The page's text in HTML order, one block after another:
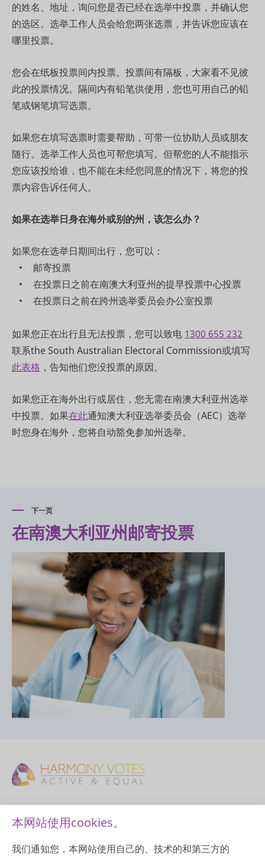
的姓名、地址，询问您是否已经在选举中投票，并确认您
的选区。选举工作人员会给您两张选票，并告诉您应该在
哪里投票。
您会在纸板投票间内投票。投票间有隔板，大家看不见彼
此的投票情况。隔间内有铅笔供使用，您也可用自己的铅
笔或钢笔填写选票。
如果您在填写选票时需要帮助，可带一位协助人员或朋友
随行。选举工作人员也可帮您填写。但帮您的人不能指示
您应该投给谁，也不能在未经您同意的情况下，将您的投
票内容告诉任何人。
如果在选举日身在海外或别的州，该怎么办？
如果您在选举日期间出行，您可以：
邮寄投票
在投票日之前在南澳大利亚州的提早投票中心投票
在投票日之前在跨州选举委员会办公室投票
如果您正在出行且无法投票，您可以致电 1300 655 232
联系the South Australian Electoral Commission或填写
此表格 ，告知他们您没投票的原因。
如果您正在海外出行或居住，您无需在南澳大利亚州选举
中投票。如果在此通知澳大利亚选举委员会（AEC）选举
时您身在海外，您将自动豁免参加州选举。
下一页
在南澳大利亚州邮寄投票
Change （和谐联盟：女性移民及难民寻求改变组织）发起的一项倡议。
Harmony Alliance（和谐联盟）是全国六大妇女联盟组织之一，由澳大利亚
到倾听。我们是一个由成员驱动的组织，代表一百多个组织和个人成员。
本网站使用cookies。
我们通知您，本网站使用自己的、技术的和第三方的